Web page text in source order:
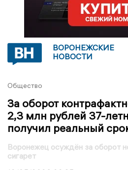
ВОРОНЕЖСКИЕ
НОВОСТИ
Общество
За оборот
2,3 млн рублей 37-
получил реальный
Воронежец осуждён за оборот
сигарет